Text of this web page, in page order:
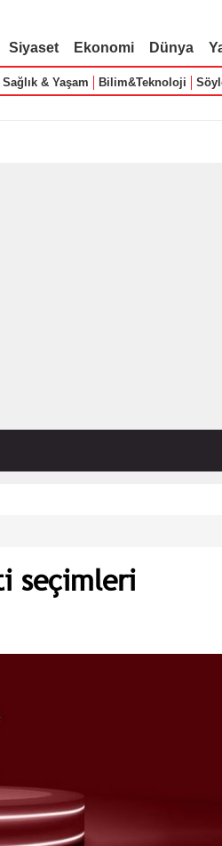
Siyaset Ekonomi Dünya
Sağlık & Yaşam Bilim&Teknoloji
Yeni
seçimleri